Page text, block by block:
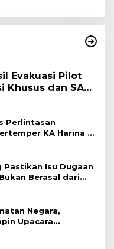
Evakuasi Pilot
Khusus dan SAR
Perlintasan
KA Harina di
Jrakah Semarang
Pastikan Isu Dugaan
Berasal dari
Negara,
Upacara